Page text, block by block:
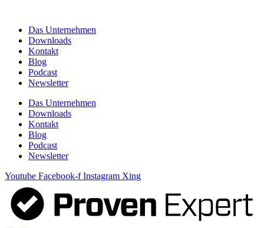
springenDas Unternehmen
Downloads
Kontakt
Blog
Podcast
Newsletter
Das Unternehmen
Downloads
Kontakt
Blog
Podcast
Newsletter
Youtube Facebook-f Instagram Xing